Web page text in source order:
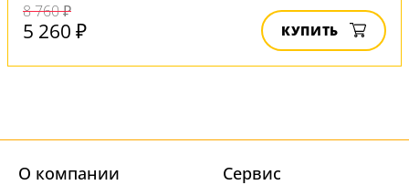
8 760 ₽
5 260 ₽ КУПИТЬ
О компании Cервис